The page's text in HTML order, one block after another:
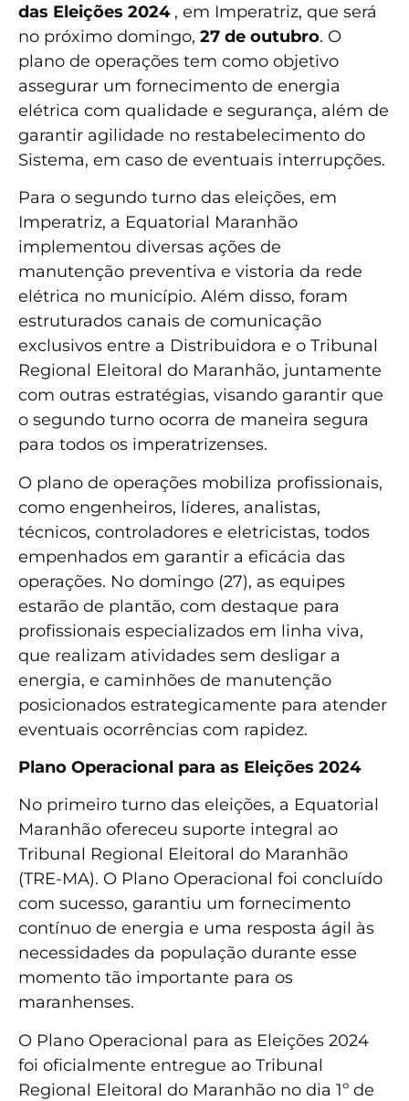
das Eleições 2024, em Imperatriz, que será
no próximo domingo, 27 de outubro. O
plano de operações tem como objetivo
assegurar um fornecimento de energia
elétrica com qualidade e segurança, além de
garantir agilidade no restabelecimento do
Sistema, em caso de eventuais interrupções.
Para o segundo turno das eleições, em
Imperatriz, a Equatorial Maranhão
implementou diversas ações de
manutenção preventiva e vistoria da rede
elétrica no município. Além disso, foram
estruturados canais de comunicação
exclusivos entre a Distribuidora e o Tribunal
Regional Eleitoral do Maranhão, juntamente
com outras estratégias, visando garantir que
o segundo turno ocorra de maneira segura
para todos os imperatrizenses.
O plano de operações mobiliza profissionais,
como engenheiros, líderes, analistas,
técnicos, controladores e eletricistas, todos
empenhados em garantir a eficácia das
operações. No domingo (27), as equipes
estarão de plantão, com destaque para
profissionais especializados em linha viva,
que realizam atividades sem desligar a
energia, e caminhões de manutenção
posicionados estrategicamente para atender
eventuais ocorrências com rapidez.
Plano Operacional para as Eleições 2024
No primeiro turno das eleições, a Equatorial
Maranhão ofereceu suporte integral ao
Tribunal Regional Eleitoral do Maranhão
(TRE-MA). O Plano Operacional foi concluído
com sucesso, garantiu um fornecimento
contínuo de energia e uma resposta ágil às
necessidades da população durante esse
momento tão importante para os
maranhenses.
O Plano Operacional para as Eleições 2024
foi oficialmente entregue ao Tribunal
Regional Eleitoral do Maranhão no dia 1º de